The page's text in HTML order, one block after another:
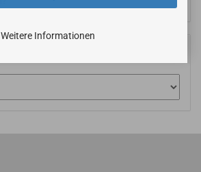
Weitere Informationen